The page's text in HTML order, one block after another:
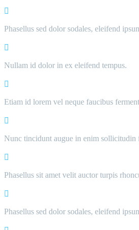
Phasellus sed dolor sodales, eleifend
Nullam id dolor in ex eleifend tempus.
Etiam id lorem vel neque faucibus
Nunc tincidunt augue in enim sollicitudin
Phasellus sit amet velit auctor turpis
Phasellus sed dolor sodales, eleifend